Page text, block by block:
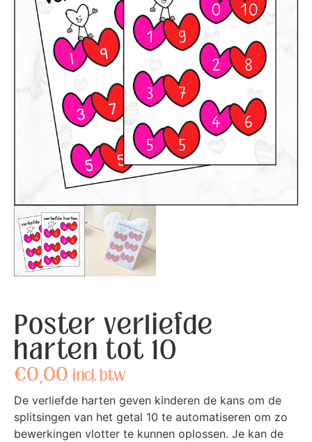
Poster verliefde
harten tot 10
€0,00 incl. btw
De verliefde harten geven kinderen de kans om de
splitsingen van het getal 10 te automatiseren om zo
bewerkingen vlotter te kunnen oplossen. Je kan de